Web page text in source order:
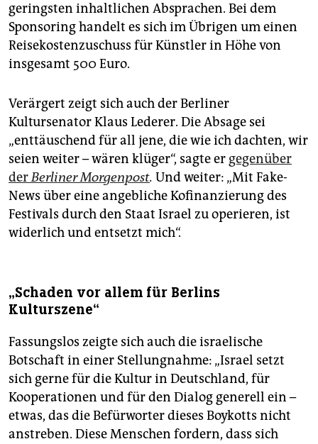
geringsten inhaltlichen Absprachen. Bei dem
Sponsoring handelt es sich im Übrigen um einen
Reisekostenzuschuss für Künstler in Höhe von
insgesamt 500 Euro.
Verärgert zeigt sich auch der Berliner
Kultursenator Klaus Lederer. Die Absage sei
„enttäuschend für all jene, die wie ich dachten, wir
seien weiter – wären klüger“, sagte er gegenüber
derBerliner Morgenpost. Und weiter: „Mit Fake-
News über eine angebliche Kofinanzierung des
Festivals durch den Staat Israel zu operieren, ist
widerlich und entsetzt mich“.
„Schaden vor allem für Berlins
Kulturszene“
Fassungslos zeigte sich auch die israelische
Botschaft in einer Stellungnahme: „Israel setzt
sich gerne für die Kultur in Deutschland, für
Kooperationen und für den Dialog generell ein –
etwas, das die Befürworter dieses Boykotts nicht
anstreben. Diese Menschen fordern, dass sich